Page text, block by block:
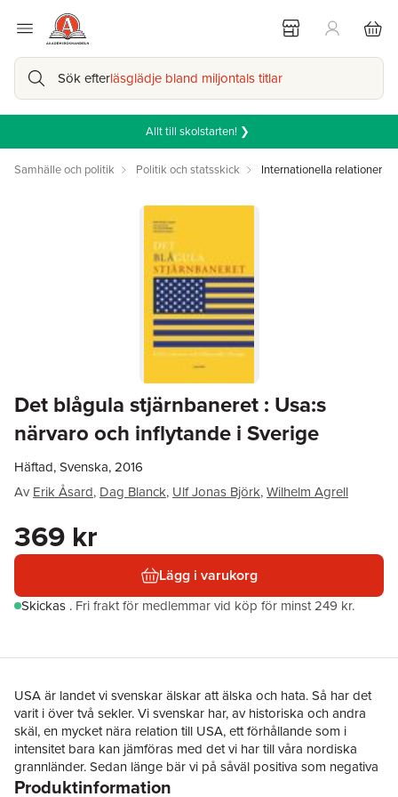
Sök efterläsglädje bland miljontals titlar
Allt till skolstarten! ❯
Samhälle och politik Politik och statsskick Internationella relationer
Det blågula stjärnbaneret : Usa:s
närvaro och inflytande i Sverige
Häftad, Svenska, 2016
Av Erik Åsard, Dag Blanck, Ulf Jonas Björk,Wilhelm Agrell
369 kr
Lägg i varukorg
Skickas . Fri frakt för medlemmar vid köp för minst 249 kr.
USA är landet vi svenskar älskar att älska och hata. Så har det
varit i över två sekler. Vi svenskar har, av historiska och andra
skäl, en mycket nära relation till USA, ett förhållande som i
intensitet bara kan jämföras med det vi har till våra nordiska
grannländer. Sedan länge bär vi på såväl positiva som negativa
känslor och åsikter om det stora landet i väster, skriver bokens
Produktinformation